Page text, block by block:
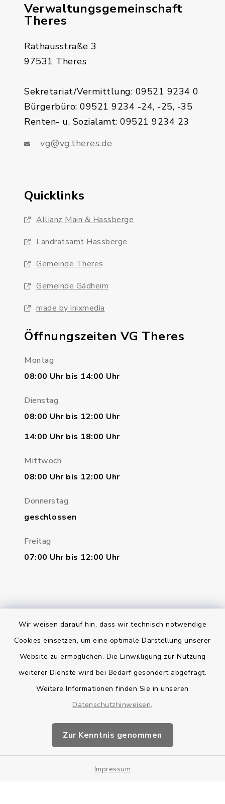
Wir weisen darauf hin, dass wir technisch notwendige
Cookies einsetzen, um eine optimale Darstellung unserer
Website zu ermöglichen. Die Einwilligung zur Nutzung
weiterer Dienste wird bei Bedarf gesondert abgefragt.
Weitere Informationen finden Sie in unseren
Datenschutzhinweisen.
Zur Kenntnis genommen
Impressum
Verwaltungsgemeinschaft
Theres
Rathausstraße 3
97531 Theres
Sekretariat/Vermittlung: 09521 9234 0
Bürgerbüro: 09521 9234 -24, -25, -35
Renten- u. Sozialamt: 09521 9234 23
vg@vg.theres.de
Quicklinks
Allianz Main & Hassberge
Landratsamt Hassberge
Gemeinde Theres
Gemeinde Gädheim
made by inixmedia
Öffnungszeiten VG Theres
Montag
08:00 Uhr bis 14:00 Uhr
Dienstag
08:00 Uhr bis 12:00 Uhr
14:00 Uhr bis 18:00 Uhr
Mittwoch
08:00 Uhr bis 12:00 Uhr
Donnerstag
geschlossen
Freitag
07:00 Uhr bis 12:00 Uhr
Bankverbindung
Barrierefreiheit
Impressum
Sitemap